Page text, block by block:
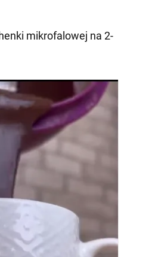
mikrofalowej na 2-